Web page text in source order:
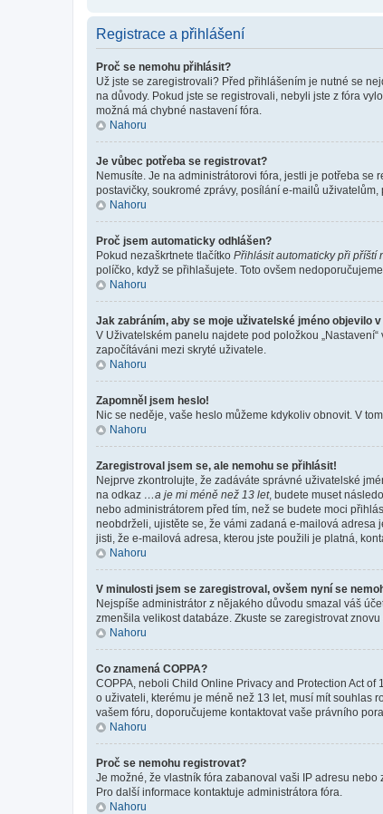
Registrace a přihlášení
Proč se nemohu přihlásit?
Už jste se zaregistrovali? Před přihlášením je nutné se
na důvody. Pokud jste se registrovali, nebyli jste z fóra
možná má chybné nastavení fóra.
Nahoru
Je vůbec potřeba se registrovat?
Nemusíte. Je na administrátorovi fóra, jestli je potřeba se
postavičky, soukromé zprávy, posílání e-mailů
Nahoru
Proč jsem automaticky odhlášen?
Pokud nezaškrtnete tlačítko Přihlásit automaticky při příští
políčko, když se přihlašujete. Toto ovšem
Nahoru
Jak zabráním, aby se moje uživatelské jméno objevilo
V Uživatelském panelu najdete pod položkou „Nastavení“
započítáváni mezi skryté uživatele.
Nahoru
Zapomněl jsem heslo!
Nic se neděje, vaše heslo můžeme kdykoliv obnovit. V
Nahoru
Zaregistroval jsem se, ale nemohu se přihlásit!
Nejprve zkontrolujte, že zadáváte správné uživatelské
na odkaz …a je mi méně než 13 let, budete muset
nebo administrátorem před tím, než se budete moci
neobdrželi, ujistěte se, že vámi zadaná e-mailová adresa
jisti, že e-mailová adresa, kterou jste použili je platná,
Nahoru
V minulosti jsem se zaregistroval, ovšem nyní se
Nejspíše administrátor z nějakého důvodu smazal váš
zmenšila velikost databáze. Zkuste se zaregistrovat znovu
Nahoru
Co znamená COPPA?
COPPA, neboli Child Online Privacy and Protection Act
o uživateli, kterému je méně než 13 let, musí mít souhlas
vašem fóru, doporučujeme kontaktovat vaše právního
Nahoru
Proč se nemohu registrovat?
Je možné, že vlastník fóra zabanoval vaši IP adresu
Pro další informace kontaktuje administrátora fóra.
Nahoru